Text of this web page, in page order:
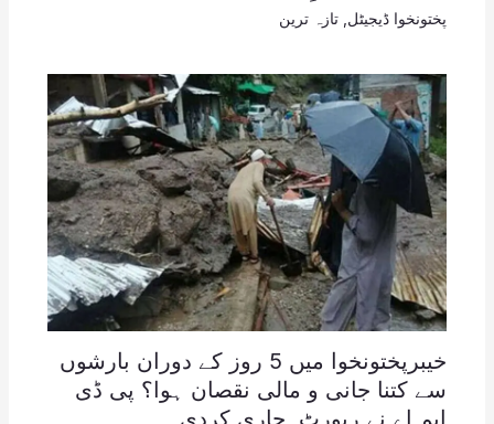
پختونخوا ڈیجیٹل تازہ ترین
خیبرپختونخوا میں 5 روز کے دوران بارشوں
سے کتنا جانی و مالی نقصان ہوا؟ پی ڈی
ایم اے نے رپورٹ جاری کردی